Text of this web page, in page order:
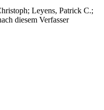
; Leyens, Patrick C.;
diesem Verfasser